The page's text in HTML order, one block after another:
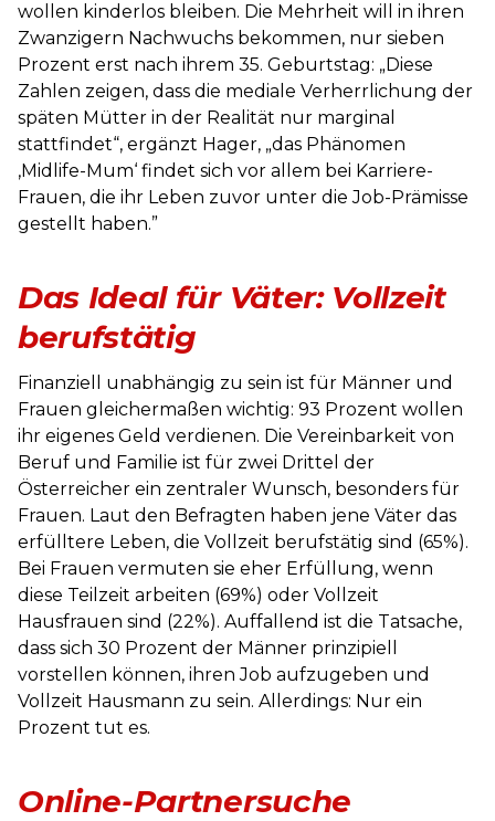
wollen kinderlos bleiben. Die Mehrheit will in ihren
Zwanzigern Nachwuchs bekommen, nur sieben
Prozent erst nach ihrem 35. Geburtstag: „Diese
Zahlen zeigen, dass die mediale Verherrlichung der
späten Mütter in der Realität nur marginal
stattfindet“, ergänzt Hager, „das Phänomen
‚Midlife-Mum‘ findet sich vor allem bei Karriere-
Frauen, die ihr Leben zuvor unter die Job-Prämisse
gestellt haben.”
Das Ideal für Väter: Vollzeit
berufstätig
Finanziell unabhängig zu sein ist für Männer und
Frauen gleichermaßen wichtig: 93 Prozent wollen
ihr eigenes Geld verdienen. Die Vereinbarkeit von
Beruf und Familie ist für zwei Drittel der
Österreicher ein zentraler Wunsch, besonders für
Frauen. Laut den Befragten haben jene Väter das
erfülltere Leben, die Vollzeit berufstätig sind (65%).
Bei Frauen vermuten sie eher Erfüllung, wenn
diese Teilzeit arbeiten (69%) oder Vollzeit
Hausfrauen sind (22%). Auffallend ist die Tatsache,
dass sich 30 Prozent der Männer prinzipiell
vorstellen können, ihren Job aufzugeben und
Vollzeit Hausmann zu sein. Allerdings: Nur ein
Prozent tut es.
Online-Partnersuche